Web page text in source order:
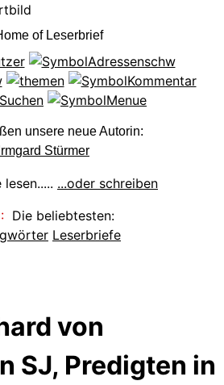
of Leserbrief
unsere neue Autorin:
Irmgard Stürmer
...oder schreiben
Die beliebtesten:
Leserbriefe
von
SJ, Predigten in